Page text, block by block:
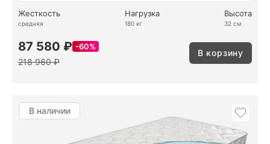
Жесткость
средняя
Нагрузка
180 кг
Высота
32 см
87 580 ₽ 60%
218 960 ₽
В корзину
В наличии